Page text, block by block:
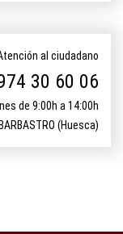
al ciudadano
30 60 06
de 9:00h a 14:00h
(Huesca)